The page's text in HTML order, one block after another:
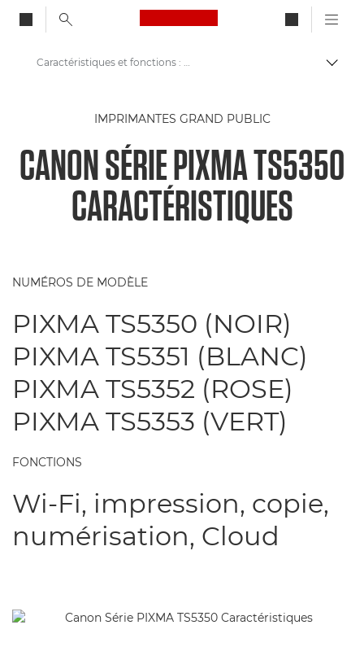
Canon Logo, back to
Imprimantes Canon
Série Canon PIXMA TS5350
Caractéristiques et fonctions : série PIXMA TS5350
IMPRIMANTES GRAND PUBLIC
CANON SÉRIE PIXMA TS5350
CARACTÉRISTIQUES
NUMÉROS DE MODÈLE
PIXMA TS5350 (NOIR)
PIXMA TS5351 (BLANC)
PIXMA TS5352 (ROSE)
PIXMA TS5353 (VERT)
FONCTIONS
Wi-Fi, impression, copie,
numérisation, Cloud